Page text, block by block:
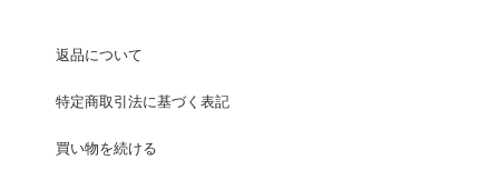
返品について
特定商取引法に基づく表記
買い物を続ける